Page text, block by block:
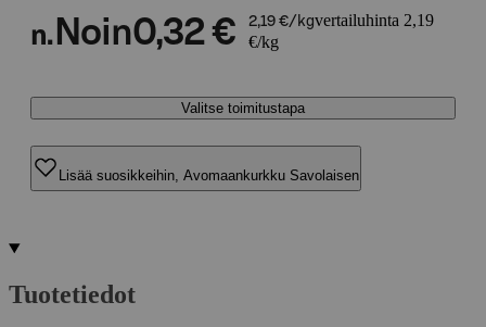
n. Noin0,32 € 2,19 €/kgvertailuhinta 2,19
€/kg
Valitse toimitustapa
Lisää suosikkeihin, Avomaankurkku Savolaisen
Tuotetiedot